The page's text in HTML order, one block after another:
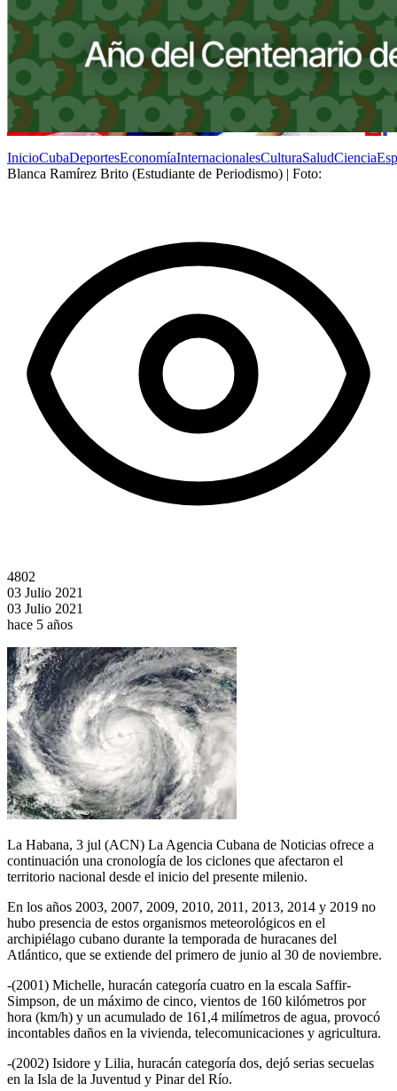
InicioCubaDeportesEconomíaInternacionalesCulturaSaludCiencia
Blanca Ramírez Brito (Estudiante de Periodismo) | Foto:
4802
03 Julio 2021
03 Julio 2021
hace 5 años
La Habana, 3 jul (ACN) La Agencia Cubana de Noticias ofrece a
continuación una cronología de los ciclones que afectaron el
territorio nacional desde el inicio del presente milenio.
En los años 2003, 2007, 2009, 2010, 2011, 2013, 2014 y 2019 no
hubo presencia de estos organismos meteorológicos en el
archipiélago cubano durante la temporada de huracanes del
Atlántico, que se extiende del primero de junio al 30 de noviembre.
-(2001) Michelle, huracán categoría cuatro en la escala Saffir-
Simpson, de un máximo de cinco, vientos de 160 kilómetros por
hora (km/h) y un acumulado de 161,4 milímetros de agua, provocó
incontables daños en la vivienda, telecomunicaciones y agricultura.
-(2002) Isidore y Lilia, huracán categoría dos, dejó serias secuelas
en la Isla de la Juventud y Pinar del Río.